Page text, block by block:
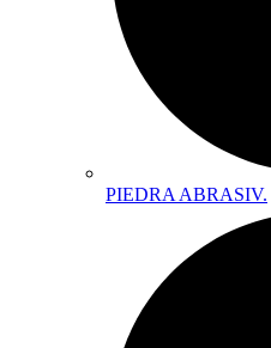
PIEDRA ABRASIV.